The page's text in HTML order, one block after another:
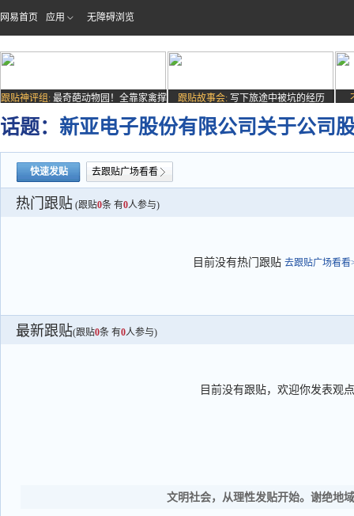
网易首页 应用 无障碍浏览
跟贴神评组: 最奇葩动物园！全靠家禽撑
场子
跟贴故事会: 写下旅途中被坑的经历
话题： 新亚电子股份有限公司关于公司
快速发贴 去跟贴广场看看
热门跟贴 (跟贴0条 有0人参与)
目前没有热门跟贴 去跟贴广场看看
最新跟贴(跟贴0条 有0人参与)
目前没有跟贴，欢迎你发表观点
文明社会，从理性发贴开始。谢绝地